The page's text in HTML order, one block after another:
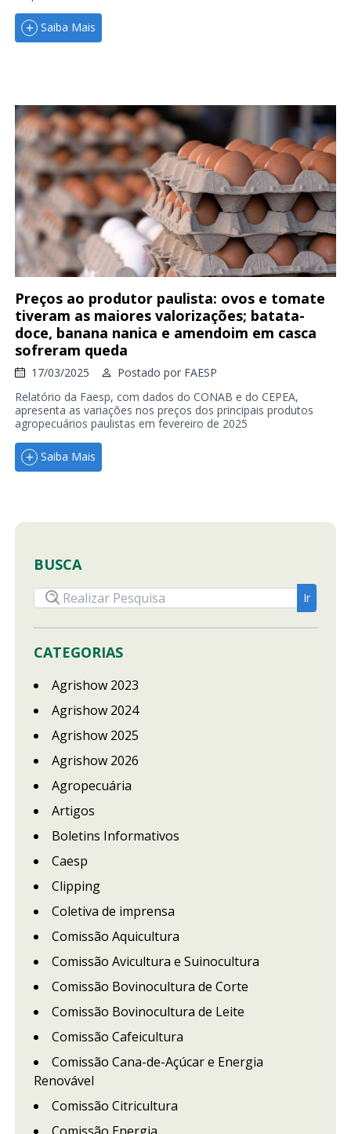
Saiba Mais
Preços ao produtor paulista: ovos e tomate
tiveram as maiores valorizações; batata-
doce, banana nanica e amendoim em casca
sofreram queda
17/03/2025 Postado por FAESP
Relatório da Faesp, com dados do CONAB e do CEPEA,
apresenta as variações nos preços dos principais produtos
agropecuários paulistas em fevereiro de 2025
Saiba Mais
BUSCA
CATEGORIAS
Agrishow 2023
Agrishow 2024
Agrishow 2025
Agrishow 2026
Agropecuária
Artigos
Boletins Informativos
Caesp
Clipping
Coletiva de imprensa
Comissão Aquicultura
Comissão Avicultura e Suinocultura
Comissão Bovinocultura de Corte
Comissão Bovinocultura de Leite
Comissão Cafeicultura
Comissão Cana-de-Açúcar e Energia
Renovável
Comissão Citricultura